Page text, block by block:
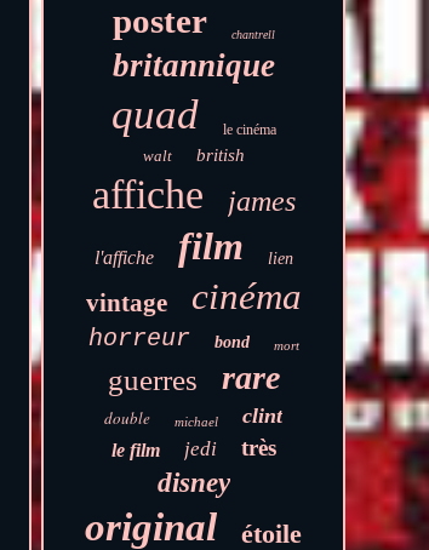
poster chantrell
britannique
quad le cinéma
walt british
affiche james
l'affiche film lien
vintage cinéma
horreur bond mort
guerres rare
double michael clint
le film jedi très
disney
original étoile